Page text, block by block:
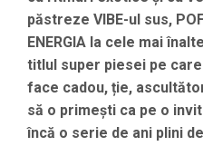
păstreze VIBE-ul sus,
ENERGIA la cele mai
titlul super piesei pe
face cadou, ție,
să o primești ca pe o
încă o serie de ani plini